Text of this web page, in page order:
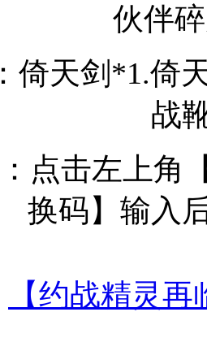
伙伴
：倚天剑*1.倚
战
点击左上角
换码】输入
【约战精灵